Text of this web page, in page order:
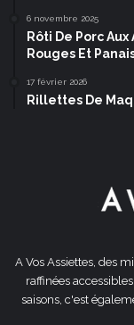
6 novembre 2025
Rôti De Porc
Rouges Et
17 février 2026
Rillettes De
A Vos Assiettes, des
raffinées
saisons, c'est